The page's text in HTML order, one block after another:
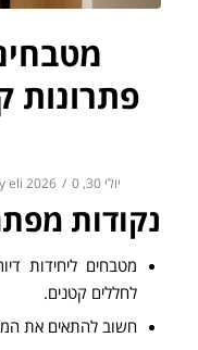
פתרונות
יולי 30, 2026 / 0 Comments
eli
נקודות
מטבחים ליחידות
לחללים קטנים.
חשוב להתאים את